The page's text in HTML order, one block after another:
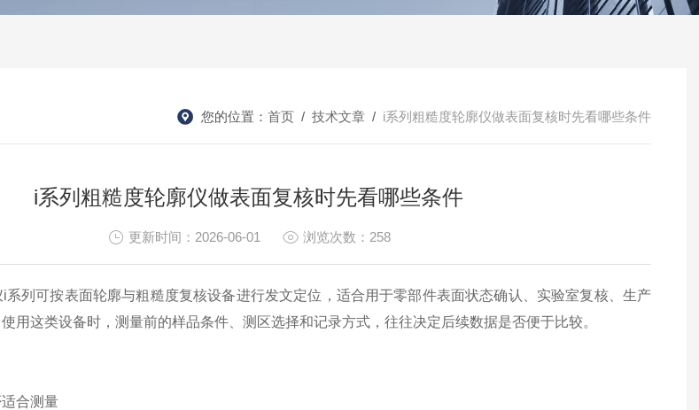
您的位置： 首页 / 技术文章 / i系列粗糙度轮廓仪做表面复核时先看哪些条件
i系列粗糙度轮廓仪做表面复核时先看哪些条件
更新时间：2026-06-01 浏览次数：258
系列可按表面轮廓与粗糙度复核设备进行发文定位，适合用于零部件表面状态确认、实验室复核、生产
用这类设备时，测量前的样品条件、测区选择和记录方式，往往决定后续数据是否便于比较。
合测量